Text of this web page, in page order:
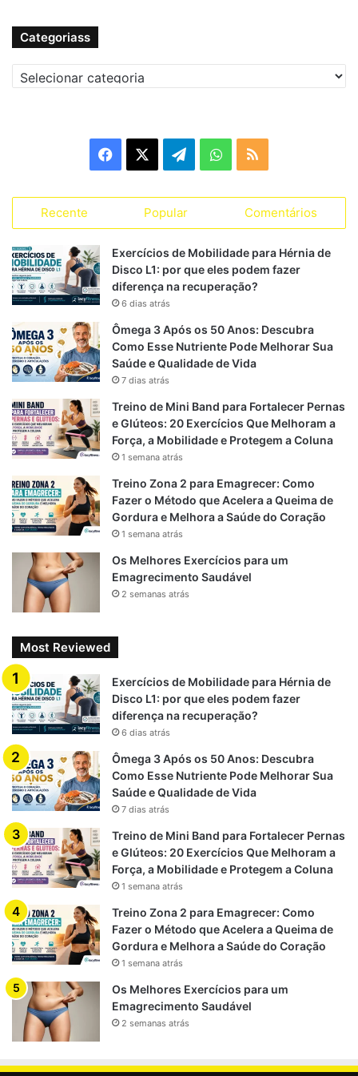
Combater infecções
Acelerar a recuperação após cirurgias ou quedas
Dessa forma, a fragilidade física passa a ser um precursor
do aumento da mortalidade.
Treinamento de força na
velhice: necessidade biológica,
não vaidade
Tratar a musculação na terceira idade como um ato de
vaidade é um erro grave de interpretação biológica. O
treinamento de forçaé, atualmente, a única intervenção
não farmacológica comprovadamente eficaz para
desacelerar o avanço da sarcopenia.
Quando bem orientado, ele atua como um potente sinal
anabólico, estimulando a síntese proteica, melhorando a
densidade óssea, aumentando a estabilidade articular e
preservando a autonomia funcional.
Mais do que estética, manter a força significa garantir que
o sistema biológico opere com uma margem de segurança,
distante do limiar da incapacidade e da dependência de
terceiros.
Estratégias práticas para
combater a sarcopenia
Embora cada indivíduo precise de avaliação personalizada,
algumas diretrizes gerais são amplamente aceitas:
Treino de força progressivo
, pelo menos 2 a 3 vezes
por semana
Ingestão adequada de proteínas, distribuída ao longo
do dia
Sono de qualidade , essencial para a recuperação
Acompanhamento profissional , especialmente em
pessoas com doenças crônicas
Essas estratégias, quando combinadas, criam um ambiente
metabólico favorável à preservação da massa magra,
mesmo em idades avançadas.
Conclusão
Categoriass
Categoriass
Facebook TelegramWhatsApp
RSS
Recente Popular Comentários
Exercícios de Mobilidade para Hérnia de
Disco L1: por que eles podem fazer
diferença na recuperação?
6 dias atrás
Ômega 3 Após os 50 Anos: Descubra
Como Esse Nutriente Pode Melhorar Sua
Saúde e Qualidade de Vida
7 dias atrás
Treino de Mini Band para Fortalecer Pernas
e Glúteos: 20 Exercícios Que Melhoram a
Força, a Mobilidade e Protegem a Coluna
1 semana atrás
Treino Zona 2 para Emagrecer: Como
Fazer o Método que Acelera a Queima de
Gordura e Melhora a Saúde do Coração
1 semana atrás
Os Melhores Exercícios para um
Emagrecimento Saudável
2 semanas atrás
Most Reviewed
Exercícios de Mobilidade para Hérnia de
Disco L1: por que eles podem fazer
diferença na recuperação?
6 dias atrás
Ômega 3 Após os 50 Anos: Descubra
Como Esse Nutriente Pode Melhorar Sua
Saúde e Qualidade de Vida
7 dias atrás
Treino de Mini Band para Fortalecer Pernas
e Glúteos: 20 Exercícios Que Melhoram a
Força, a Mobilidade e Protegem a Coluna
1 semana atrás
Treino Zona 2 para Emagrecer: Como
Fazer o Método que Acelera a Queima de
Gordura e Melhora a Saúde do Coração
1 semana atrás
Os Melhores Exercícios para um
Emagrecimento Saudável
2 semanas atrás